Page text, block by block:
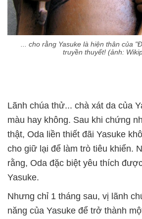
... cho rằng Yasuke là hiện thân của
truyền thuyết! (ảnh:
Lãnh chúa thử... chà xát da của
màu hay không. Sau khi chứng
thật, Oda liền thiết đãi Yasuke
cho giữ lại để làm trò tiêu khiển.
rằng, Oda đặc biệt yêu thích
Yasuke.
Nhưng chỉ 1 tháng sau, vị lãnh
năng của Yasuke để trở thành